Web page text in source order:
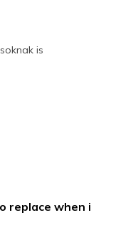
is
replace when i